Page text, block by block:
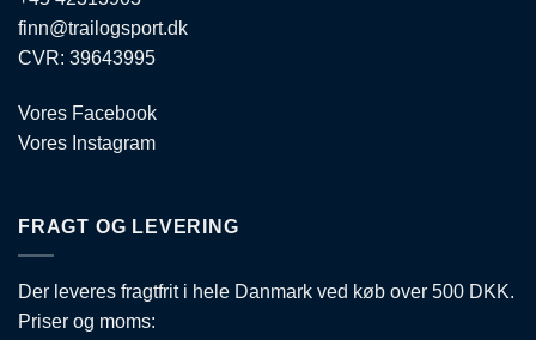
finn@trailogsport.dk
CVR: 39643995
Vores Facebook
Vores Instagram
FRAGT OG LEVERING
Der leveres fragtfrit i hele Danmark ved køb over 500 DKK.
Priser og moms: